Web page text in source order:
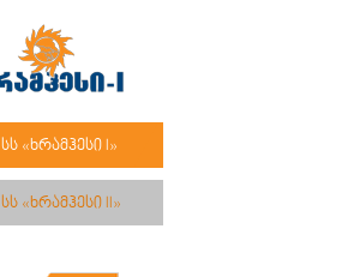
სს «ხრამჰესი I»
სს «ხრამჰესი II»